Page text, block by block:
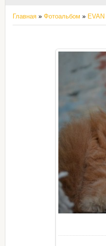
Главная » Фотоальбом » EVAN